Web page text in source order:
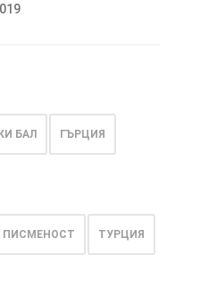
БАЛ ГЪРЦИЯ
ПИСМЕНОСТ ТУРЦИЯ